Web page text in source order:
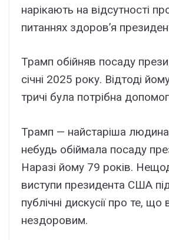
нарікають на відсутності
питаннях здоров’я
Трамп обійняв посаду
січні 2025 року. Відтоді
тричі була потрібна
Трамп — найстаріша
небудь обіймала посаду
Наразі йому 79 років.
виступи президента США
публічні дискусії про те,
нездоровим.